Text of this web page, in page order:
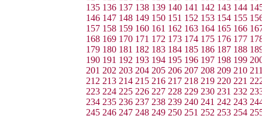
135 136 137 138 139 140 141 142 143 144
146 147 148 149 150 151 152 153 154 155
157 158 159 160 161 162 163 164 165 166
168 169 170 171 172 173 174 175 176 177
179 180 181 182 183 184 185 186 187 188
190 191 192 193 194 195 196 197 198 199
201 202 203 204 205 206 207 208 209 210
212 213 214 215 216 217 218 219 220 221
223 224 225 226 227 228 229 230 231 232
234 235 236 237 238 239 240 241 242 243
245 246 247 248 249 250 251 252 253 254